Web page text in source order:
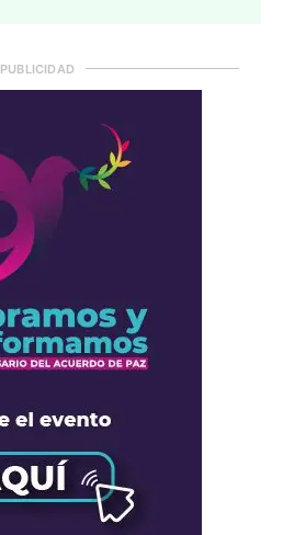
PUBLICIDAD